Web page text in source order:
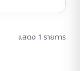
แสดง 1 รายการ